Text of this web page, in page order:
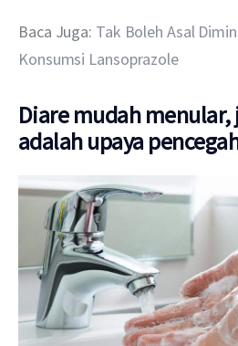
Baca Juga: Tak Boleh Asal
Konsumsi Lansoprazole
Diare mudah
adalah upaya